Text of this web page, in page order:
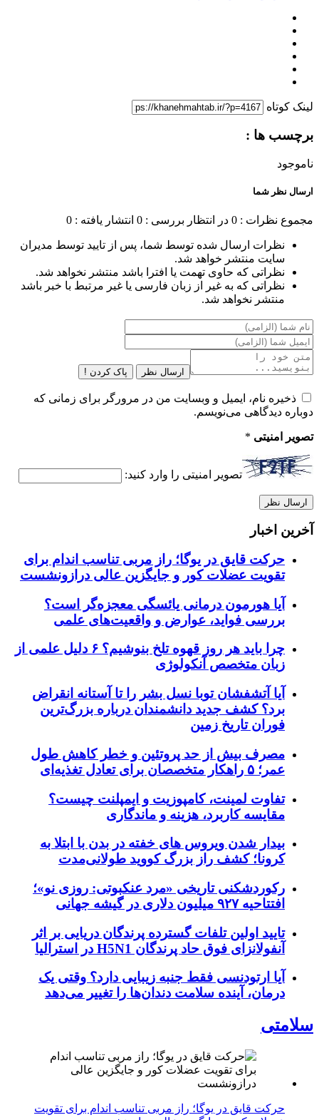
لینک کوتاه
برچسب ها :
ناموجود
ارسال نظر شما
مجموع نظرات : 0 در انتظار بررسی : 0 انتشار یافته : 0
نظرات ارسال شده توسط شما، پس از تایید توسط مدیران
سایت منتشر خواهد شد.
نظراتی که حاوی تهمت یا افترا باشد منتشر نخواهد شد.
نظراتی که به غیر از زبان فارسی یا غیر مرتبط با خبر باشد
منتشر نخواهد شد.
ارسال نظر پاک کردن !
ذخیره نام، ایمیل و وبسایت من در مرورگر برای زمانی که
دوباره دیدگاهی می‌نویسم.
تصویر امنیتی *
تصویر امنیتی را وارد کنید:
آخرین اخبار
حرکت قایق در یوگا؛ راز مربی تناسب اندام برای
تقویت عضلات کور و جایگزین عالی درازونشست
آیا هورمون درمانی یائسگی معجزه‌گر است؟
بررسی فواید، عوارض و واقعیت‌های علمی
چرا باید هر روز قهوه تلخ بنوشیم؟ ۶ دلیل علمی از
زبان متخصص آنکولوژی
آیا آتشفشان توبا نسل بشر را تا آستانه انقراض
برد؟ کشف جدید دانشمندان درباره بزرگ‌ترین
فوران تاریخ زمین
مصرف بیش از حد پروتئین و خطر کاهش طول
عمر؛ ۵ راهکار متخصصان برای تعادل تغذیه‌ای
تفاوت لمینت، کامپوزیت و ایمپلنت چیست؟
مقایسه کاربرد، هزینه و ماندگاری
بیدار شدن ویروس‌ های خفته در بدن با ابتلا به
کرونا؛ کشف راز بزرگ کووید طولانی‌مدت
رکوردشکنی تاریخی «مرد عنکبوتی: روزی نو»؛
افتتاحیه ۹۲۷ میلیون دلاری در گیشه جهانی
تایید اولین تلفات گسترده پرندگان دریایی بر اثر
آنفولانزای فوق حاد پرندگان H5N1 در استرالیا
آیا ارتودنسی فقط جنبه زیبایی دارد؟ وقتی یک
درمان، آینده سلامت دندان‌ها را تغییر می‌دهد
سلامتی
حرکت قایق در یوگا؛ راز مربی تناسب اندام برای تقویت